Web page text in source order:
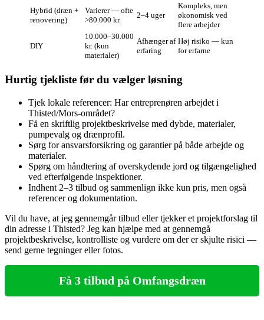
Hybrid (dræn +
renovering)
Varierer — ofte
>80.000 kr.
2–4 uger
Kompleks, men
økonomisk ved
flere arbejder
DIY
10.000–30.000
kr. (kun
materialer)
Afhænger af
erfaring
Høj risiko — kun
for erfarne
Hurtig tjekliste før du vælger løsning
Tjek lokale referencer: Har entreprenøren arbejdet i
Thisted/Mors‑området?
Få en skriftlig projektbeskrivelse med dybde, materialer,
pumpevalg og drænprofil.
Sørg for ansvarsforsikring og garantier på både arbejde og
materialer.
Spørg om håndtering af overskydende jord og tilgængelighed
ved efterfølgende inspektioner.
Indhent 2–3 tilbud og sammenlign ikke kun pris, men også
referencer og dokumentation.
Vil du have, at jeg gennemgår tilbud eller tjekker et projektforslag til
din adresse i Thisted? Jeg kan hjælpe med at gennemgå
projektbeskrivelse, kontrolliste og vurdere om der er skjulte risici —
send gerne tegninger eller fotos.
Få 3 tilbud på Omfangsdræn